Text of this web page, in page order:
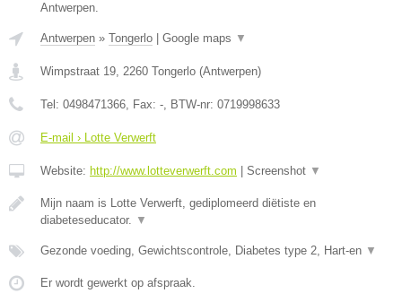
Antwerpen.
Antwerpen » Tongerlo Google maps ▼
Wimpstraat 19, 2260 Tongerlo (Antwerpen)
Tel: 0498471366, Fax: -, BTW-nr: 0719998633
E-mail › Lotte Verwerft
Website: http://www.lotteverwerft.com Screenshot ▼
Mijn naam is Lotte Verwerft, gediplomeerd diëtiste en
diabeteseducator. ▼
Gezonde voeding, Gewichtscontrole, Diabetes type 2, Hart-en ▼
Er wordt gewerkt op afspraak.